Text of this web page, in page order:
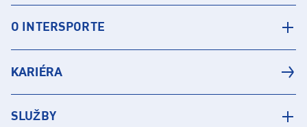
O INTERSPORTE
KARIÉRA
SLUŽBY